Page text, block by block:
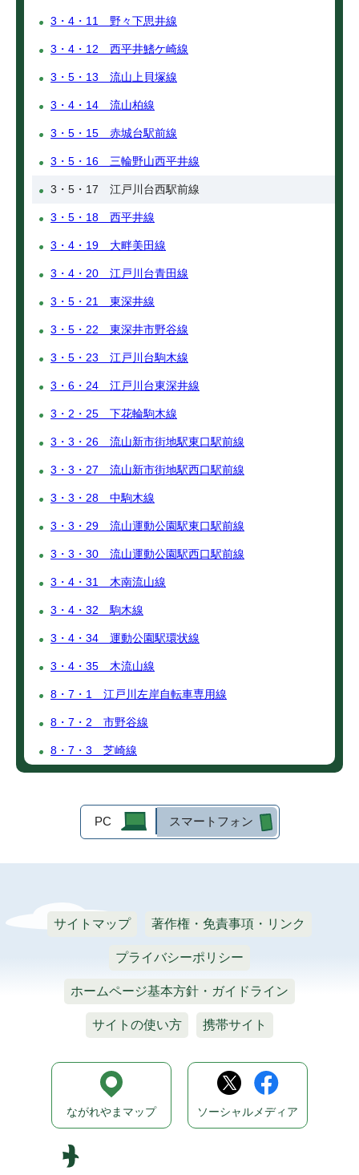
3・4・11 野々下思井線
3・4・12 西平井鰭ケ崎線
3・5・13 流山上貝塚線
3・4・14 流山柏線
3・5・15 赤城台駅前線
3・5・16 三輪野山西平井線
3・5・17 江戸川台西駅前線
3・5・18 西平井線
3・4・19 大畔美田線
3・4・20 江戸川台青田線
3・5・21 東深井線
3・5・22 東深井市野谷線
3・5・23 江戸川台駒木線
3・6・24 江戸川台東深井線
3・2・25 下花輪駒木線
3・3・26 流山新市街地駅東口駅前線
3・3・27 流山新市街地駅西口駅前線
3・3・28 中駒木線
3・3・29 流山運動公園駅東口駅前線
3・3・30 流山運動公園駅西口駅前線
3・4・31 木南流山線
3・4・32 駒木線
3・4・34 運動公園駅環状線
3・4・35 木流山線
8・7・1 江戸川左岸自転車専用線
8・7・2 市野谷線
8・7・3 芝崎線
PC スマートフォン
サイトマップ 著作権・免責事項・リンク
プライバシーポリシー
ホームページ基本方針・ガイドライン
サイトの使い方 携帯サイト
ながれやまマップ ソーシャルメディア